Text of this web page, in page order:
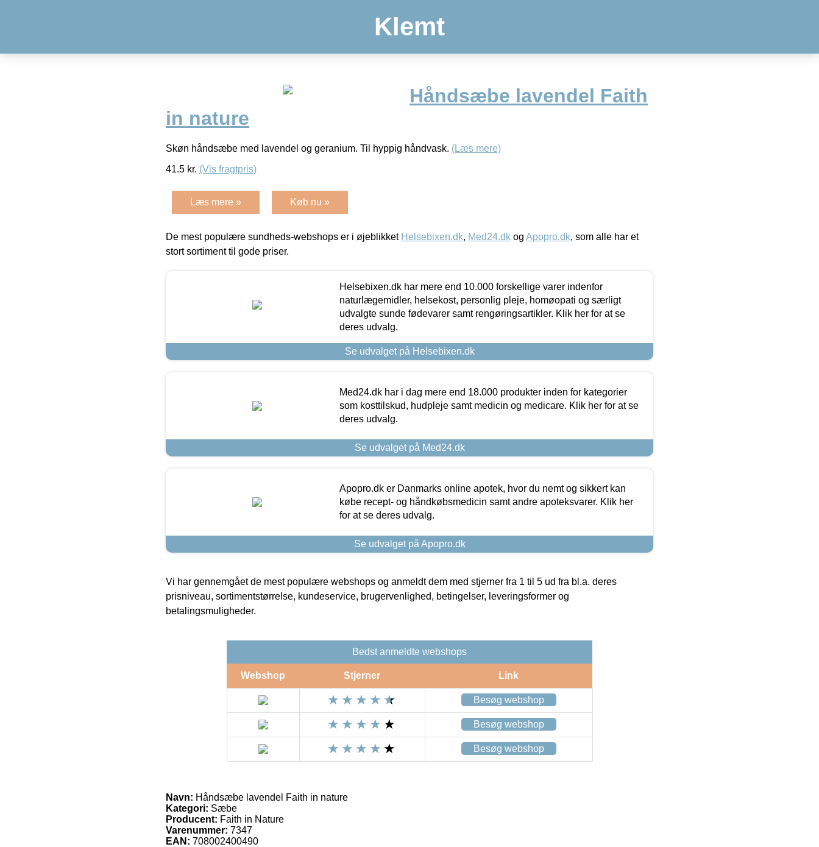
Klemt
Håndsæbe lavendel Faith
in nature
Skøn håndsæbe med lavendel og geranium. Til hyppig håndvask. (Læs mere)
41.5 kr. (Vis fragtpris)
Læs mere » Køb nu »
De mest populære sundheds-webshops er i øjeblikket Helsebixen.dk, Med24.dk og Apopro.dk, som alle har et
stort sortiment til gode priser.
Helsebixen.dk har mere end 10.000 forskellige varer indenfor
naturlægemidler, helsekost, personlig pleje, homøopati og særligt
udvalgte sunde fødevarer samt rengøringsartikler. Klik her for at se
deres udvalg.
Se udvalget på Helsebixen.dk
Med24.dk har i dag mere end 18.000 produkter inden for kategorier
som kosttilskud, hudpleje samt medicin og medicare. Klik her for at se
deres udvalg.
Se udvalget på Med24.dk
Apopro.dk er Danmarks online apotek, hvor du nemt og sikkert kan
købe recept- og håndkøbsmedicin samt andre apoteksvarer. Klik her
for at se deres udvalg.
Se udvalget på Apopro.dk
Vi har gennemgået de mest populære webshops og anmeldt dem med stjerner fra 1 til 5 ud fra bl.a. deres
prisniveau, sortimentstørrelse, kundeservice, brugervenlighed, betingelser, leveringsformer og
betalingsmuligheder.
Bedst anmeldte webshops
Webshop Stjerner Link
Besøg webshop
Besøg webshop
Besøg webshop
Navn: Håndsæbe lavendel Faith in nature
Kategori: Sæbe
Producent: Faith in Nature
Varenummer: 7347
EAN: 708002400490